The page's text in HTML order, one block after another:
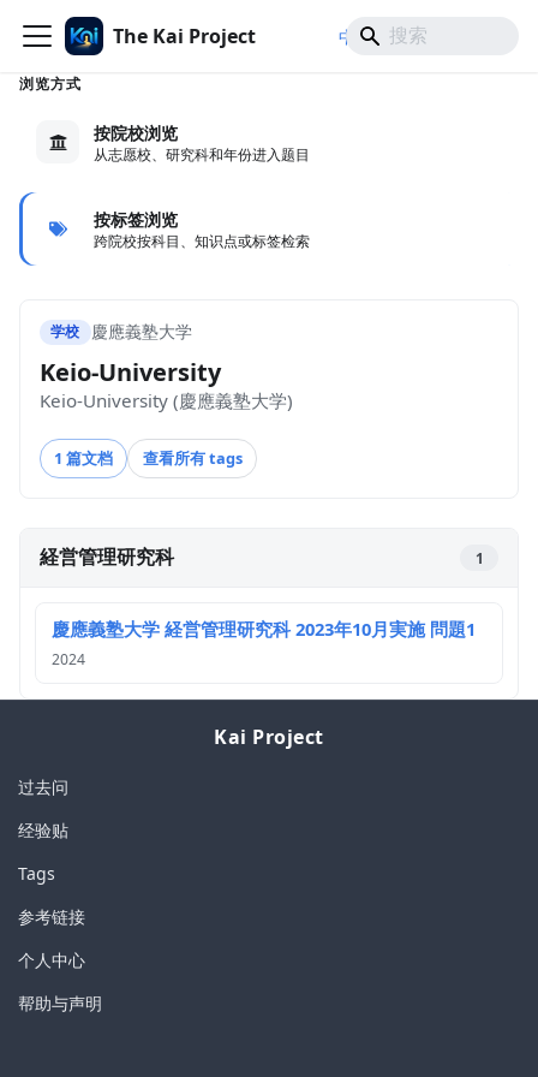
The Kai Project 中文/ 日本語
浏览方式
按院校浏览
从志愿校、研究科和年份进入题目
按标签浏览
跨院校按科目、知识点或标签检索
学校 慶應義塾大学
Keio-University
Keio-University (慶應義塾大学)
1 篇文档 查看所有 tags
経営管理研究科 1
慶應義塾大学 経営管理研究科 2023年10月実施 問題1
2024
Kai Project
过去问
经验贴
Tags
参考链接
个人中心
帮助与声明